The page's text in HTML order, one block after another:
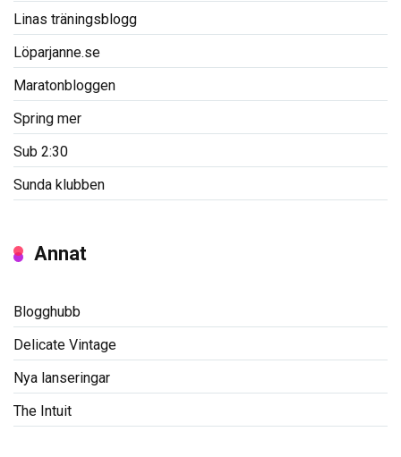
Linas träningsblogg
Löparjanne.se
Maratonbloggen
Spring mer
Sub 2:30
Sunda klubben
Annat
Blogghubb
Delicate Vintage
Nya lanseringar
The Intuit